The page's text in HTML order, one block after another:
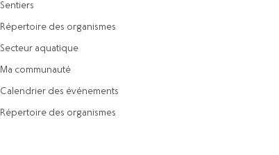
Sentiers
Répertoire des organismes
Secteur aquatique
Ma communauté
Calendrier des événements
Répertoire des organismes